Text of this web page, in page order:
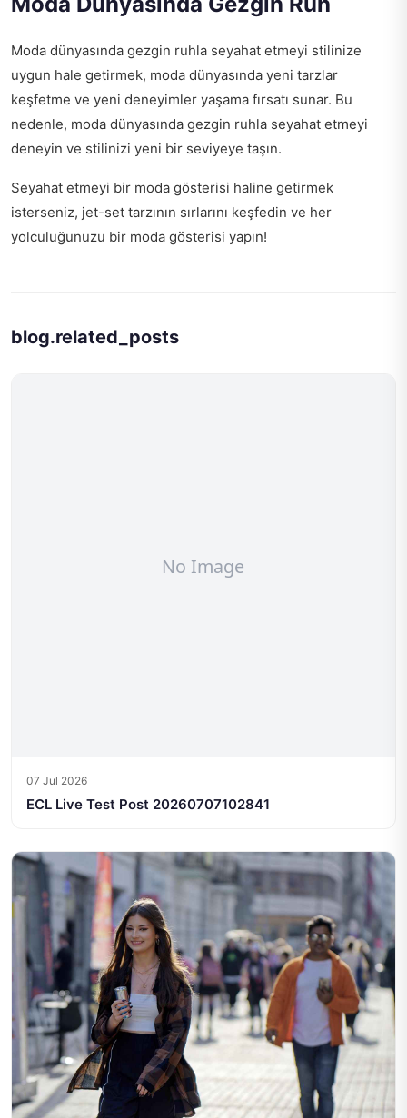
Moda dünyasında gezgin ruhla seyahat etmeyi stilinize
uygun hale getirmek, moda dünyasında yeni tarzlar
keşfetme ve yeni deneyimler yaşama fırsatı sunar. Bu
nedenle, moda dünyasında gezgin ruhla seyahat etmeyi
deneyin ve stilinizi yeni bir seviyeye taşın.
Seyahat etmeyi bir moda gösterisi haline getirmek
isterseniz, jet-set tarzının sırlarını keşfedin ve her
yolculuğunuzu bir moda gösterisi yapın!
blog.related_posts
07 Jul 2026
ECL Live Test Post 20260707102841